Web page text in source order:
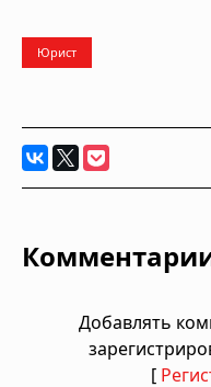
Юрист
Добавлять
[